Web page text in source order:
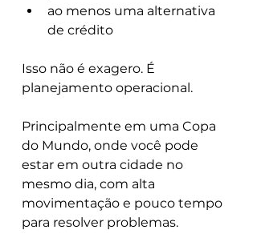
ao menos uma alternativa
de crédito
Isso não é exagero. É
planejamento operacional.
Principalmente em uma Copa
do Mundo, onde você pode
estar em outra cidade no
mesmo dia, com alta
movimentação e pouco tempo
para resolver problemas.